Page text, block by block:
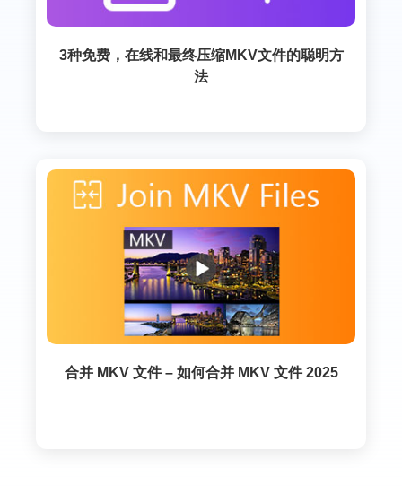
3种免费，在线和最终压缩MKV文件的聪明方
法
合并 MKV 文件 – 如何合并 MKV 文件 2025